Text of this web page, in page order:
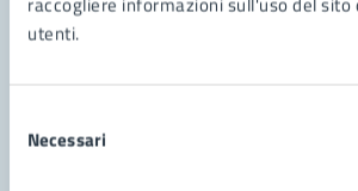
utenti.
delNecessari
Problemi in città